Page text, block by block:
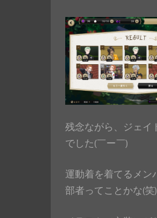
残念ながら、ジェイ
でした(￣ー￣)
運動着を着てるメン
部者ってことかな(笑)